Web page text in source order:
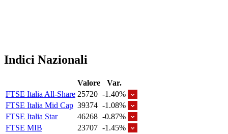
Indici Nazionali
Valore
Var.
FTSE Italia All-Share 25720 -1.40%
FTSE Italia Mid Cap 39374 -1.08%
FTSE Italia Star
46268 -0.87%
FTSE MIB
23707 -1.45%